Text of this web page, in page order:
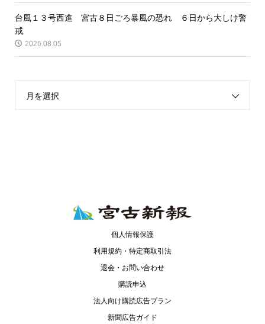
台風１３号西進 宮古８日ごろ暴風の恐れ ６日から大しけ警
戒
2026.08.05
月を選択
個人情報保護
利用規約・特定商取引法
退会・お問い合わせ
購読申込
法人向け購読広告プラン
新聞広告ガイド